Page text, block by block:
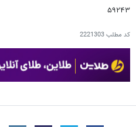
۵۹۲۴۳
کد مطلب2221303